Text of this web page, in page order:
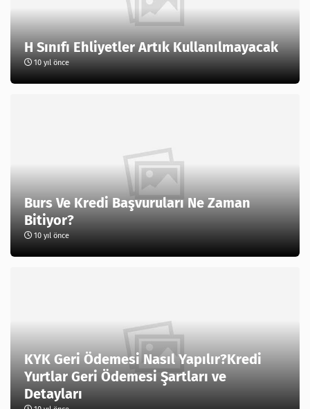
H Sınıfı Ehliyetler Artık Kullanılmayacak
10 yıl önce
Burs Ve Kredi Başvuruları Ne Zaman
Bitiyor?
10 yıl önce
KYK Geri Ödemesi Nasıl Yapılır?Kredi
Yurtlar Geri Ödemesi Şartları ve
Detayları